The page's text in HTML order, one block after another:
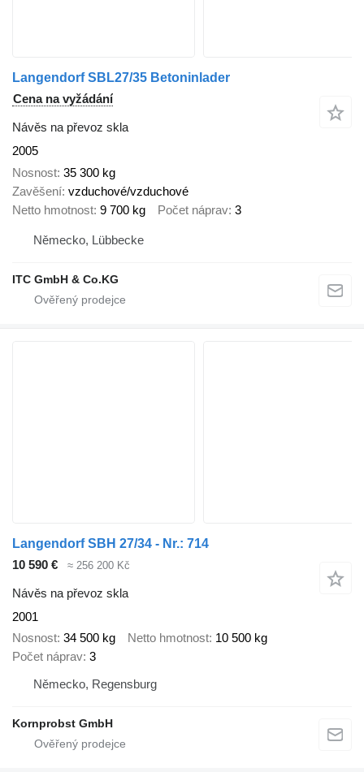
Langendorf SBL27/35 Betoninlader
Cena na vyžádání
Návěs na převoz skla
2005
Nosnost 35 300 kg
Zavěšení vzduchové/vzduchové
Netto hmotnost 9 700 kg Počet náprav 3
Německo, Lübbecke
ITC GmbH & Co.KG
Langendorf SBH 27/34 - Nr.: 714
10 590 €
≈ 256 200 Kč
Návěs na převoz skla
2001
Nosnost 34 500 kg Netto hmotnost 10 500 kg
Počet náprav 3
Německo, Regensburg
Kornprobst GmbH